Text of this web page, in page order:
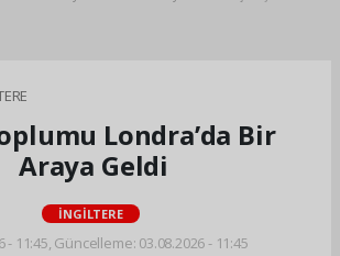
Londra’da Bir
Araya Geldi
İNGİLTERE
- 11:45, Güncelleme: 03.08.2026 - 11:45